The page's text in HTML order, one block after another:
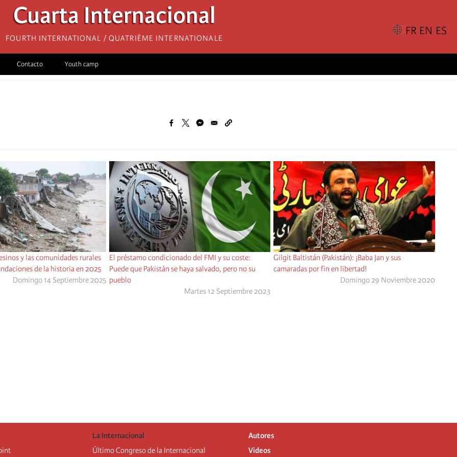
Cuarta Internacional
Fourth International / Quatrième internationale
Contacto Youth camp
y las comunidades rurales
de la historia en 2025
Domingo 14 Septiembre 2025
El préstamo condicionado del FMI y su coste:
Puede que Pakistán se haya salvado, pero no su
pueblo
Martes 12 Septiembre 2023
Gilgit Baltistán (Pakistán): ¡Baba Jan y sus
camaradas por fin en libertad!
Domingo 29 Noviembre 2020
La Internacional
Último Congreso de la Internacional
Autores
Videos